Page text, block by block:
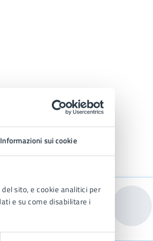
Informazioni sui cookie
sito, e cookie analitici per
e su come disabilitare i
Servizi Culturali e Museo